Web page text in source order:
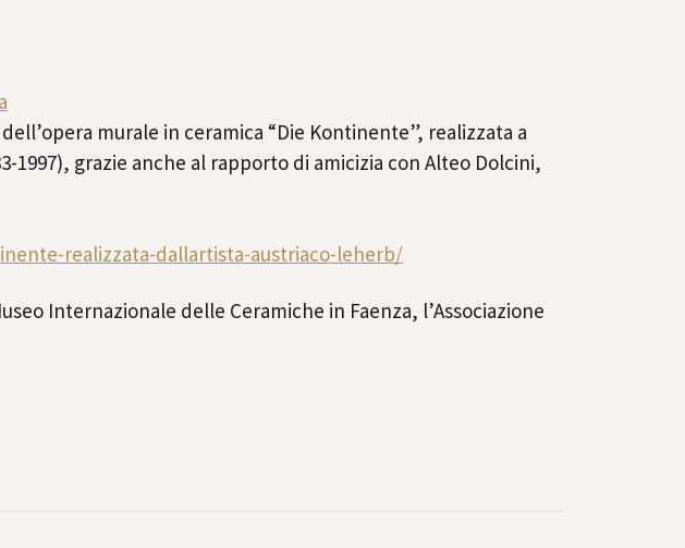
murale in ceramica “Die Kontinente”, realizzata a
1997), grazie anche al rapporto di amicizia con Alteo Dolcini,
realizzata-dallartista-austriaco-leherb/
Internazionale delle Ceramiche in Faenza, l’Associazione